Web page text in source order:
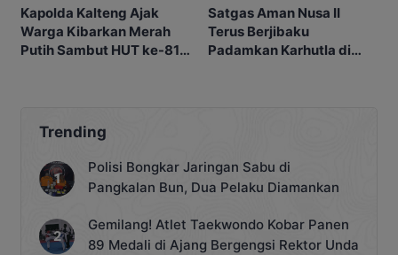
Kapolda Kalteng Ajak
Warga Kibarkan Merah
Putih Sambut HUT ke-81
Satgas Aman Nusa II
Terus Berjibaku
Padamkan Karhutla di
Trending
Polisi Bongkar Jaringan Sabu di
Pangkalan Bun, Dua Pelaku Diamankan
Gemilang! Atlet Taekwondo Kobar Panen
89 Medali di Ajang Bergengsi Rektor Unda